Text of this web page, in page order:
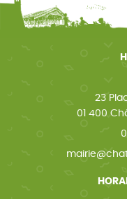
23
01 400